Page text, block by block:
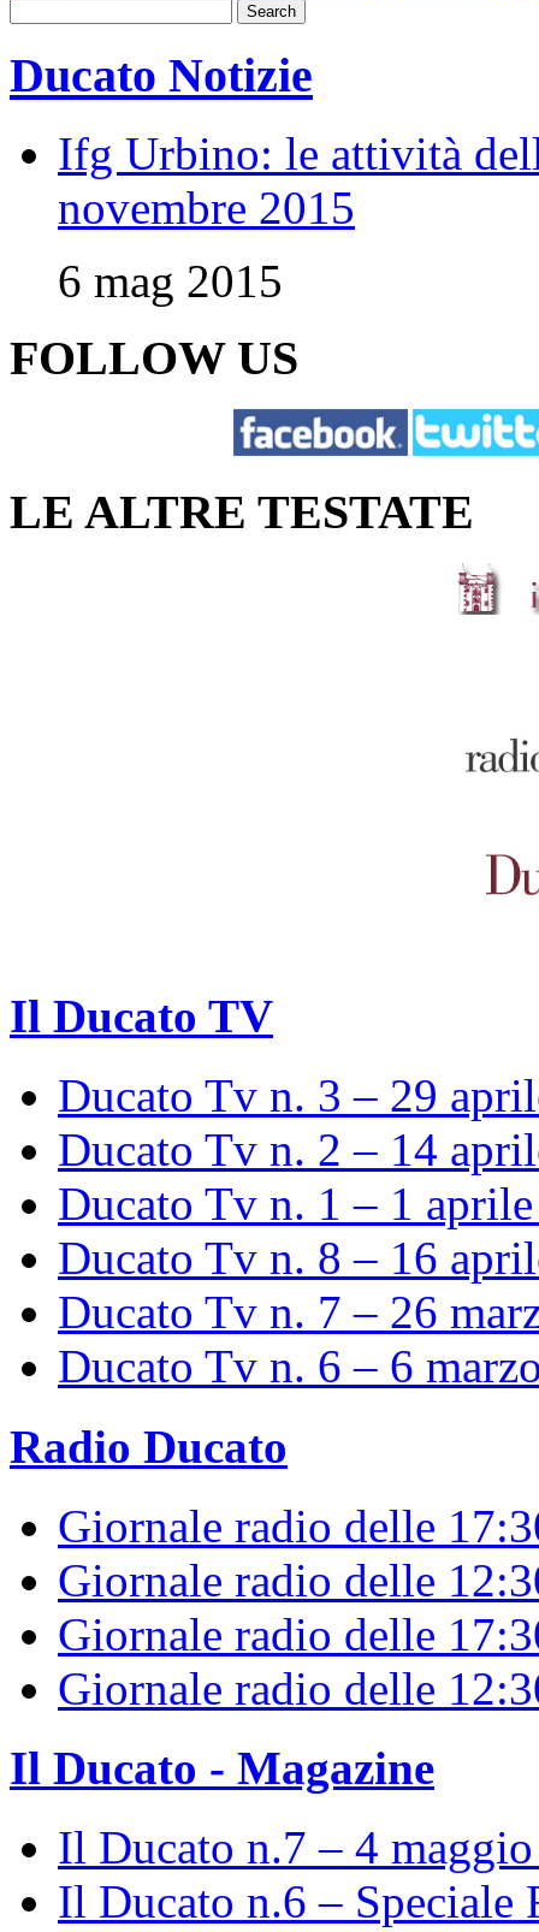
Ducato Notizie
Ifg Urbino: le attività
novembre 2015
6 mag 2015
FOLLOW US
LE ALTRE TESTATE
Il Ducato TV
Ducato Tv n. 3 – 29
Ducato Tv n. 2 – 14
Ducato Tv n. 1 – 1
Ducato Tv n. 8 – 16
Ducato Tv n. 7 – 26
Ducato Tv n. 6 – 6
Radio Ducato
Giornale radio delle
Giornale radio delle
Giornale radio delle
Giornale radio delle
Il Ducato - Magazine
Il Ducato n.7 – 4
Il Ducato n.6 – Speciale